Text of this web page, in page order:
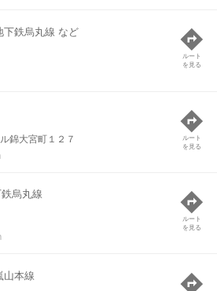
下鉄烏丸線 など
ルート
を見る
錦大宮町１２７
ルート
を見る
烏丸線
ルート
を見る
山本線